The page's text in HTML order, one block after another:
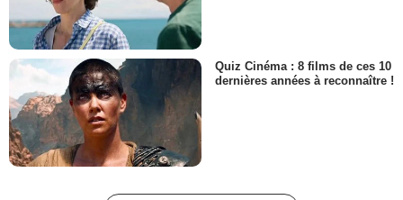
Quiz Cinéma : 8 films de ces 10
dernières années à reconnaître !